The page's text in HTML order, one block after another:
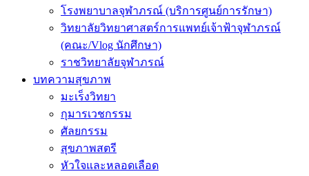
โรงพยาบาลจุฬาภรณ์ (บริการศูนย์การรักษา)
วิทยาลัยวิทยาศาสตร์การแพทย์เจ้าฟ้าจุฬาภรณ์
(คณะ/Vlog นักศึกษา)
ราชวิทยาลัยจุฬาภรณ์
บทความสุขภาพ
มะเร็งวิทยา
กุมารเวชกรรม
ศัลยกรรม
สุขภาพสตรี
หัวใจและหลอดเลือด